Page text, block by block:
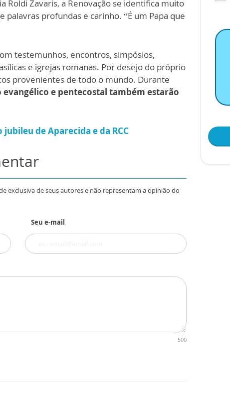
Roldi Zavaris, a Renovação se identifica muito
palavras profundas e carinho. “É um Papa que
testemunhos, encontros, simpósios,
e igrejas romanas. Por desejo do próprio
provenientes de todo o mundo. Durante
e pentecostal também estarão
de Aparecida e da RCC
exclusiva de seus autores e não representam a opinião do
Seu e-mail
500